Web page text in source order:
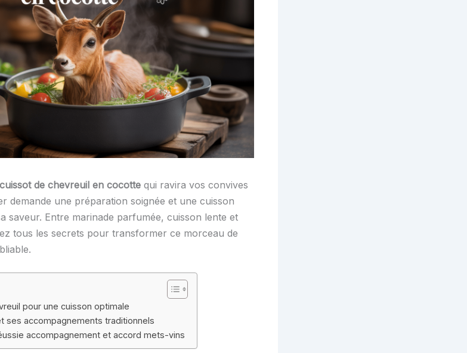
cuissot de chevreuil en cocotte qui ravira vos convives
demande une préparation soignée et une cuisson
saveur. Entre marinade parfumée, cuisson lente et
tous les secrets pour transformer ce morceau de
pour une cuisson optimale
ses accompagnements traditionnels
accompagnement et accord mets-vins